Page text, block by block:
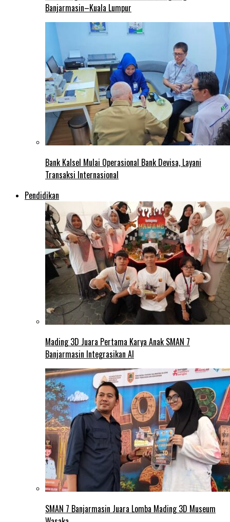
Banjarmasin–Kuala Lumpur
Bank Kalsel Mulai Operasional Bank Devisa, Layani
Transaksi Internasional
Pendidikan
Mading 3D Juara Pertama Karya Anak SMAN 7
Banjarmasin Integrasikan AI
SMAN 7 Banjarmasin Juara Lomba Mading 3D Museum